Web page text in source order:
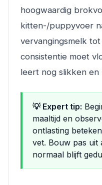
hoogwaardig
kitten-/puppyvoer
vervangingsmelk
consistentie moet
leert nog slikken en
💡 Expert tip:
maaltijd en
ontlasting
vet. Bouw pas uit
normaal blijft